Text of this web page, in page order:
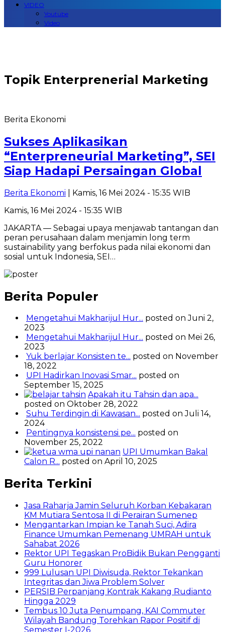
VIDEO
Youtube
Video
Topik Enterprenerial Marketing
Berita Ekonomi
Sukses Aplikasikan
“Enterpreneurial Marketing”, SEI
Siap Hadapi Persaingan Global
Berita Ekonomi | Kamis, 16 Mei 2024 - 15:35 WIB
Kamis, 16 Mei 2024 - 15:35 WIB
JAKARTA — Sebagai upaya menjawab tantangan dan
peran perusahaan dalam menjamin long term
sustainability yang berfokus pada nilai ekonomi dan
sosial untuk Indonesia, SEI…
Berita Populer
Mengetahui Makharijul Hur... posted on Juni 2,
2023
Mengetahui Makharijul Hur... posted on Mei 26,
2023
Yuk berlajar Konsisten te... posted on November
18, 2022
UPI Hadirkan Inovasi Smar... posted on
September 15, 2025
Apakah itu Tahsin dan apa...
posted on Oktober 28, 2022
Suhu Terdingin di Kawasan... posted on Juli 14,
2024
Pentingnya konsistensi pe... posted on
November 25, 2022
UPI Umumkan Bakal
Calon R... posted on April 10, 2025
Berita Terkini
Jasa Raharja Jamin Seluruh Korban Kebakaran
KM Mutiara Sentosa II di Perairan Sumenep
Mengantarkan Impian ke Tanah Suci, Adira
Finance Umumkan Pemenang UMRAH untuk
Sahabat 2026
Rektor UPI Tegaskan ProBidik Bukan Pengganti
Guru Honorer
999 Lulusan UPI Diwisuda, Rektor Tekankan
Integritas dan Jiwa Problem Solver
PERSIB Perpanjang Kontrak Kakang Rudianto
Hingga 2029
Tembus 10 Juta Penumpang, KAI Commuter
Wilayah Bandung Torehkan Rapor Positif di
Semester I-2026